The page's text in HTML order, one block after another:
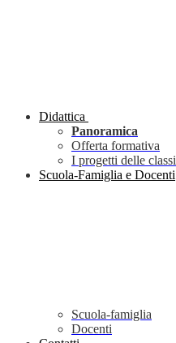
Didattica
Panoramica
Offerta formativa
I progetti delle classi
Scuola-Famiglia e Docenti
Scuola-famiglia
Docenti